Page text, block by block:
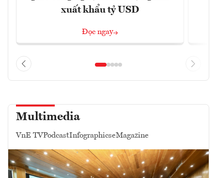
xuất khẩu tỷ USD
Đọc ngay
Multimedia
VnE TVPodcastInfographicseMagazine